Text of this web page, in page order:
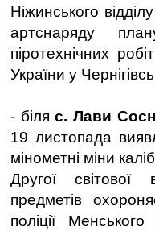
Ніжинського
артснаряду
піротехнічних
України у
- біляс. Лави
19 листопада
мінометні міни
Другої світової
предметів
поліції